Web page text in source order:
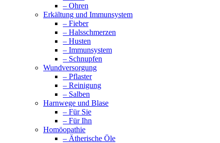
– Ohren
Erkältung und Immunsystem
– Fieber
– Halsschmerzen
– Husten
– Immunsystem
– Schnupfen
Wundversorgung
– Pflaster
– Reinigung
– Salben
Harnwege und Blase
– Für Sie
– Für Ihn
Homöopathie
– Ätherische Öle